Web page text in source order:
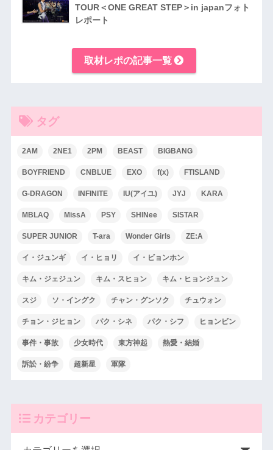
TOUR＜ONE GREAT STEP＞in japanフォト
レポート
取材レポの記事一覧
タグ
2AM 2NE1 2PM BEAST BIGBANG
BOYFRIEND CNBLUE EXO f(x) FTISLAND
G-DRAGON INFINITE IU(アイユ) JYJ KARA
MBLAQ MissA PSY SHINee SISTAR
SUPER JUNIOR T-ara Wonder Girls ZE:A
イ・ジュンギ イ・ヒョリ イ・ビョンホン
キム・ジェジュン キム・スヒョン キム・ヒョンジュン
スジ ソ・イングク チャン・グンソク チュウォン
チョン・ジヒョン パク・シネ パク・シフ ヒョンビン
事件・事故 少女時代 東方神起 熱愛・結婚
訴訟・紛争 超新星 軍隊
カテゴリー